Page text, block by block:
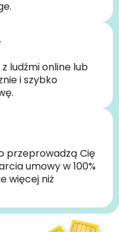
ludźmi online lub
i szybko
przeprowadzą Cię
umowy w 100%
więcej niż